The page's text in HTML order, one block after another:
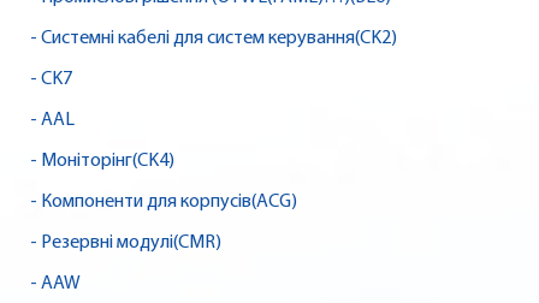
- Системні кабелі для систем керування(CK2)
- CK7
- AAL
- Моніторінг(CK4)
- Компоненти для корпусів(ACG)
- Резервні модулі(CMR)
- AAW